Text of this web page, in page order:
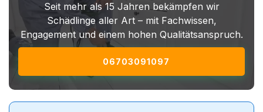
Seit mehr als 15 Jahren bekämpfen wir
Schädlinge aller Art – mit Fachwissen,
Engagement und einem hohen Qualitätsanspruch.
06703091097